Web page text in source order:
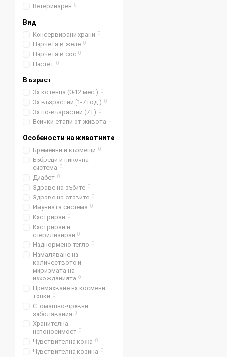
Ветеринарен 0
Вид
Консервирани храни 0
Парчета в желе 0
Парчета в сос 0
Пастет 0
Възраст
За котенца (0-12 мес.) 0
За възрастни (1-7 год.) 0
За по-възрастни (7+) 0
Всички етапи от живота 0
Особености на животните
Бременни и кърмещи 0
Бъбреци и пикочна
система 0
Диабет 0
Здраве на зъбите 0
Здраве на ставите 0
Имунната система 0
Кастриран 0
Кастриран и
стерилизиран 0
Наднормено тегло 0
Намаляване на
количеството и
миризмата на
изхожданията 0
Премахване на космени
топки 0
Стомашно-чревни
заболявания 0
Хранителна
непоносимост 0
Чувствителна кожа 0
Чувствителна козина 0